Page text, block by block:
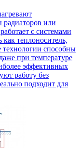
радиаторов или
с системами
как теплоноситель,
способны
при температуре
эффективных
работу без
подходит для